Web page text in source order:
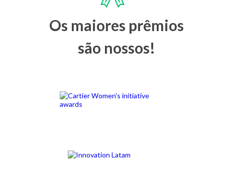
Os maiores prêmios
são nossos!